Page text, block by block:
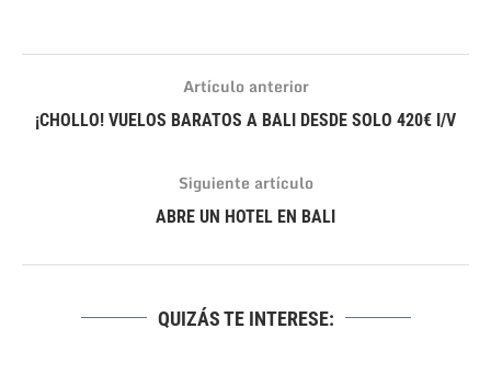
Artículo anterior
¡CHOLLO! VUELOS BARATOS A BALI DESDE SOLO 420€ I/V
Siguiente artículo
ABRE UN HOTEL EN BALI
QUIZÁS TE INTERESE: